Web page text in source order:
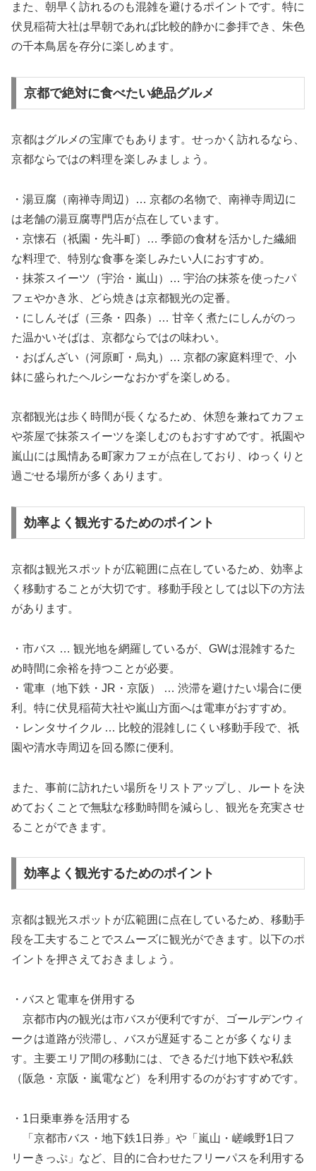
また、朝早く訪れるのも混雑を避けるポイントです。特に
伏見稲荷大社は早朝であれば比較的静かに参拝でき、朱色
の千本鳥居を存分に楽しめます。
京都で絶対に食べたい絶品グルメ
京都はグルメの宝庫でもあります。せっかく訪れるなら、
京都ならではの料理を楽しみましょう。
・湯豆腐（南禅寺周辺）… 京都の名物で、南禅寺周辺に
は老舗の湯豆腐専門店が点在しています。
・京懐石（祇園・先斗町）… 季節の食材を活かした繊細
な料理で、特別な食事を楽しみたい人におすすめ。
・抹茶スイーツ（宇治・嵐山）… 宇治の抹茶を使ったパ
フェやかき氷、どら焼きは京都観光の定番。
・にしんそば（三条・四条）… 甘辛く煮たにしんがのっ
た温かいそばは、京都ならではの味わい。
・おばんざい（河原町・烏丸）… 京都の家庭料理で、小
鉢に盛られたヘルシーなおかずを楽しめる。
京都観光は歩く時間が長くなるため、休憩を兼ねてカフェ
や茶屋で抹茶スイーツを楽しむのもおすすめです。祇園や
嵐山には風情ある町家カフェが点在しており、ゆっくりと
過ごせる場所が多くあります。
効率よく観光するためのポイント
京都は観光スポットが広範囲に点在しているため、効率よ
く移動することが大切です。移動手段としては以下の方法
があります。
・市バス … 観光地を網羅しているが、GWは混雑するた
め時間に余裕を持つことが必要。
・電車（地下鉄・JR・京阪） … 渋滞を避けたい場合に便
利。特に伏見稲荷大社や嵐山方面へは電車がおすすめ。
・レンタサイクル … 比較的混雑しにくい移動手段で、祇
園や清水寺周辺を回る際に便利。
また、事前に訪れたい場所をリストアップし、ルートを決
めておくことで無駄な移動時間を減らし、観光を充実させ
ることができます。
効率よく観光するためのポイント
京都は観光スポットが広範囲に点在しているため、移動手
段を工夫することでスムーズに観光ができます。以下のポ
イントを押さえておきましょう。
・バスと電車を併用する
京都市内の観光は市バスが便利ですが、ゴールデンウィ
ークは道路が渋滞し、バスが遅延することが多くなりま
す。主要エリア間の移動には、できるだけ地下鉄や私鉄
（阪急・京阪・嵐電など）を利用するのがおすすめです。
・1日乗車券を活用する
「京都市バス・地下鉄1日券」や「嵐山・嵯峨野1日フ
リーきっぷ」など、目的に合わせたフリーパスを利用する